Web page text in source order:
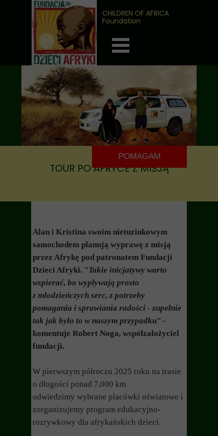
POMAGAM
TOUR PO AFRYCE Z MISJĄ
Alan i Kristina swoim nietuzinkowym
samochodem planują wyprawę z misją
przez Afrykę pod patronatem Fundacji
Dzieci Afryki. "Takie inicjatywy warto
wspierać, bo wypływają prosto
z młodzieńczych serc, z potrzeby
pomagania i sprawiania radości - zupełnie
tak jak było to w naszym przypadku" -
komentuje Robert Noga, współzałożyciel
fundacji.
W pierwszym półroczu 2025 roku na trasie
o długości ponad 7.000 km
odwiedzimy wybrane placówki oświatowe i
zorganizujemy program edukacyjno-
rozrywkowy dla afrykańskich dzieci.
CHILDREN OF AFRICA
Foundation